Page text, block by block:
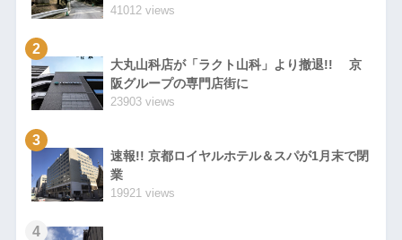
41012 views
2
大丸山科店が「ラクト山科」より撤退!! 京
阪グループの専門店街に
23903 views
3
速報!! 京都ロイヤルホテル＆スパが1月末で閉
業
19921 views
4